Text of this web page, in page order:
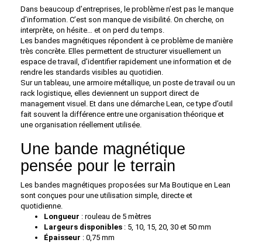
Dans beaucoup d’entreprises, le problème n’est pas le manque
d’information. C’est son manque de visibilité. On cherche, on
interprète, on hésite… et on perd du temps.
Les bandes magnétiques répondent à ce problème de manière
très concrète. Elles permettent de structurer visuellement un
espace de travail, d’identifier rapidement une information et de
rendre les standards visibles au quotidien.
Sur un tableau, une armoire métallique, un poste de travail ou un
rack logistique, elles deviennent un support direct de
management visuel. Et dans une démarche Lean, ce type d’outil
fait souvent la différence entre une organisation théorique et
une organisation réellement utilisée.
Une bande magnétique
pensée pour le terrain
Les bandes magnétiques proposées sur Ma Boutique en Lean
sont conçues pour une utilisation simple, directe et
quotidienne.
Longueur : rouleau de 5 mètres
Largeurs disponibles : 5, 10, 15, 20, 30 et 50 mm
Épaisseur : 0,75 mm